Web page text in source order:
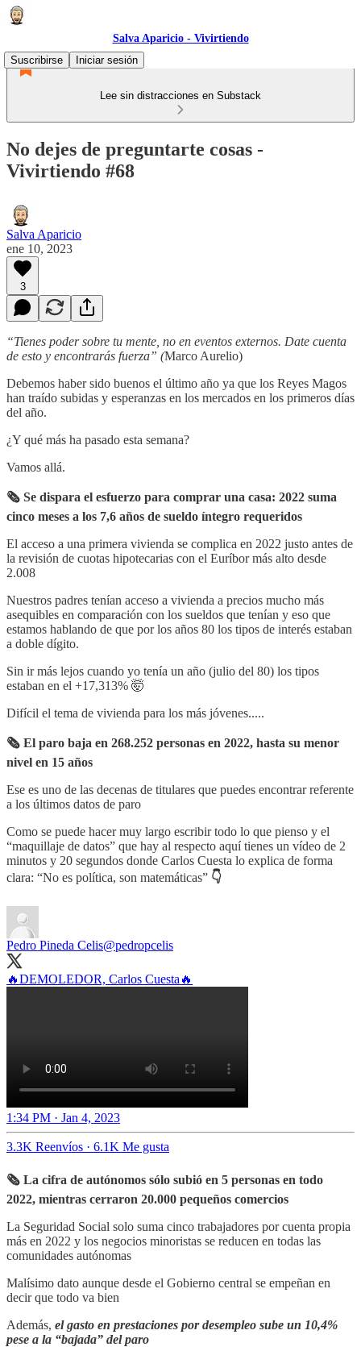
Salva Aparicio - Vivirtiendo
Suscribirse
Iniciar sesión
Lee sin distracciones en Substack
No dejes de preguntarte cosas -
Vivirtiendo #68
Salva Aparicio
ene 10, 2023
3
“Tienes poder sobre tu mente, no en eventos externos. Date cuenta
de esto y encontrarás fuerza” (Marco Aurelio)
Debemos haber sido buenos el último año ya que los Reyes Magos
han traído subidas y esperanzas en los mercados en los primeros días
del año.
¿Y qué más ha pasado esta semana?
Vamos allá.
🗞 Se dispara el esfuerzo para comprar una casa: 2022 suma
cinco meses a los 7,6 años de sueldo íntegro requeridos
El acceso a una primera vivienda se complica en 2022 justo antes de
la revisión de cuotas hipotecarias con el Euríbor más alto desde
2.008
Nuestros padres tenían acceso a vivienda a precios mucho más
asequibles en comparación con los sueldos que tenían y eso que
estamos hablando de que por los años 80 los tipos de interés estaban
a doble dígito.
Sin ir más lejos cuando yo tenía un año (julio del 80) los tipos
estaban en el +17,313% 🤯
Difícil el tema de vivienda para los más jóvenes.....
🗞 El paro baja en 268.252 personas en 2022, hasta su menor
nivel en 15 años
Ese es uno de las decenas de titulares que puedes encontrar referente
a los últimos datos de paro
Como se puede hacer muy largo escribir todo lo que pienso y el
“maquillaje de datos” que hay al respecto aquí tienes un vídeo de 2
minutos y 20 segundos donde Carlos Cuesta lo explica de forma
clara: “No es política, son matemáticas” 👇
Pedro Pineda Celis@pedropcelis
🔥DEMOLEDOR, Carlos Cuesta🔥
1:34 PM · Jan 4, 2023
3.3K Reenvíos · 6.1K Me gusta
🗞 La cifra de autónomos sólo subió en 5 personas en todo
2022, mientras cerraron 20.000 pequeños comercios
La Seguridad Social solo suma cinco trabajadores por cuenta propia
más en 2022 y los negocios minoristas se reducen en todas las
comunidades autónomas
Malísimo dato aunque desde el Gobierno central se empeñan en
decir que todo va bien
Además, el gasto en prestaciones por desempleo sube un 10,4%
pese a la “bajada” del paro